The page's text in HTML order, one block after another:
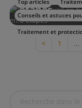
Conseils et astuces
Traitement et
étapes
< 1 ...